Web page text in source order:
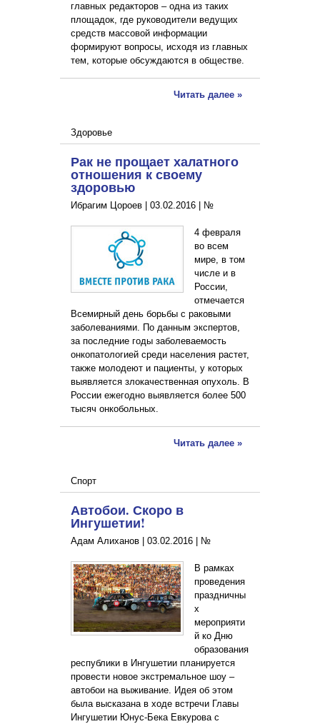
главных редакторов – одна из таких
площадок, где руководители ведущих
средств массовой информации
формируют вопросы, исходя из главных
тем, которые обсуждаются в обществе.
Читать далее »
Здоровье
Рак не прощает халатного
отношения к своему
здоровью
Ибрагим Цороев | 03.02.2016 №
4 февраля
во всем
мире, в том
числе и в
России,
отмечается
Всемирный день борьбы с раковыми
заболеваниями. По данным экспертов,
за последние годы заболеваемость
онкопатологией среди населения растет,
также молодеют и пациенты, у которых
выявляется злокачественная опухоль. В
России ежегодно выявляется более 500
тысяч онкобольных.
Читать далее »
Спорт
Автобои. Скоро в
Ингушетии!
Адам Алиханов | 03.02.2016 №
В рамках
проведения
праздничны
х
мероприяти
й ко Дню
образования
республики в Ингушетии планируется
провести новое экстремальное шоу –
автобои на выживание. Идея об этом
была высказана в ходе встречи Главы
Ингушетии Юнус-Бека Евкурова с